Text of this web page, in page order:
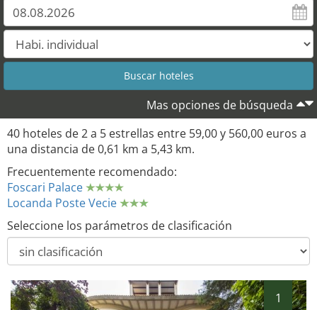
Mas opciones de búsqueda
40 hoteles de 2 a 5 estrellas entre 59,00 y 560,00 euros a
una distancia de 0,61 km a 5,43 km.
Frecuentemente recomendado:
Foscari Palace
Locanda Poste Vecie
Seleccione los parámetros de clasificación
1